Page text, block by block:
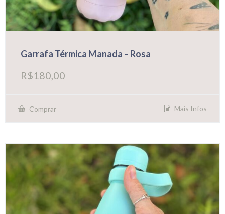
Garrafa Térmica Manada – Rosa
R$180,00
Comprar Mais Infos